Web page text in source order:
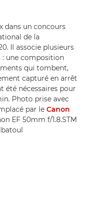
dans un concours
de la
Il associe plusieurs
: une composition
qui tombent,
capturé en arrêt
été nécessaires pour
Photo prise avec
par le Canon
EF 50mm f/1.8.STM